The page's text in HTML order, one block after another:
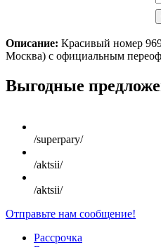
Описание: Красивый номер
Москва) с официальным
Scroll
Up
Выгодные
/superpary/
/aktsii/
/aktsii/
Отправьте нам сообщение!
Рассрочка